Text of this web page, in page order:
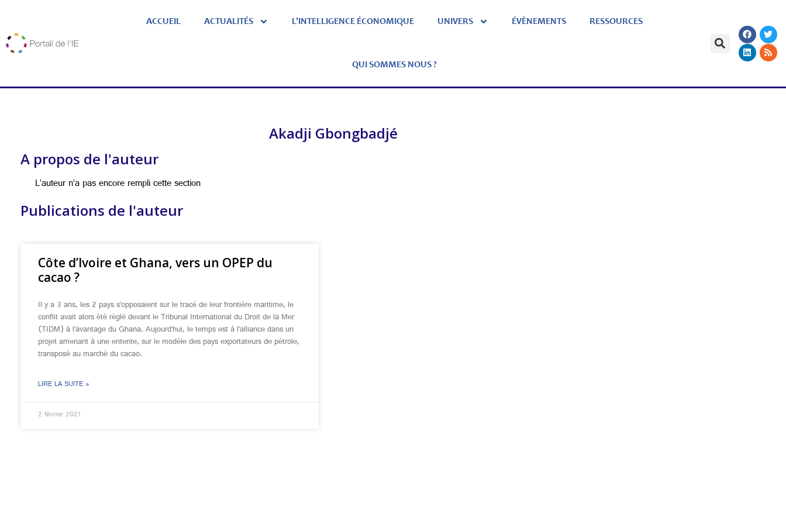
ACCUEIL ACTUALITÉS L’INTELLIGENCE ÉCONOMIQUE UNIVERS ÉVÈNEMENTS RESSOURCES
QUI SOMMES NOUS ?
Akadji Gbongbadjé
A propos de l'auteur
L’auteur n’a pas encore rempli cette section
Publications de l'auteur
Côte d’Ivoire et Ghana, vers un OPEP du
cacao ?
Il y a 3 ans, les 2 pays s’opposaient sur le tracé de leur frontière maritime, le
conflit avait alors été réglé devant le Tribunal International du Droit de la Mer
(TIDM) à l’avantage du Ghana. Aujourd’hui, le temps est à l’alliance dans un
projet amenant à une entente, sur le modèle des pays exportateurs de pétrole,
transposé au marché du cacao.
LIRE LA SUITE »
2 février 2021